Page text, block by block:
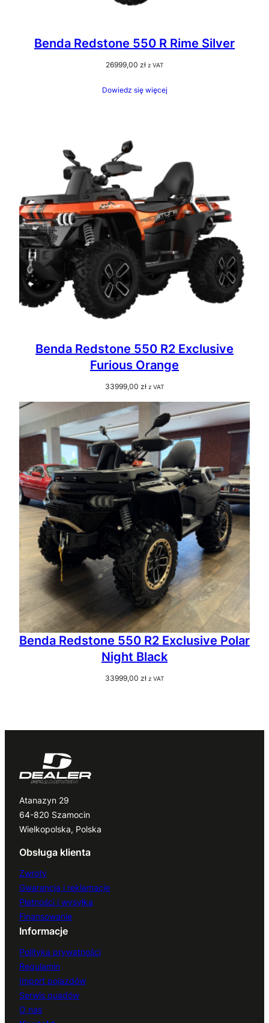
Benda Redstone 550 R Rime Silver
26999,00 zł z VAT
Dowiedz się więcej
Benda Redstone 550 R2 Exclusive
Furious Orange
33999,00 zł z VAT
Benda Redstone 550 R2 Exclusive Polar
Night Black
33999,00 zł z VAT
Atanazyn 29
64-820 Szamocin
Wielkopolska, Polska
Obsługa klienta
Zwroty
Gwarancja i reklamacje
Płatności i wysyłka
Finansowanie
Informacje
Polityka prywatności
Regulamin
Import pojazdów
Serwis quadów
O nas